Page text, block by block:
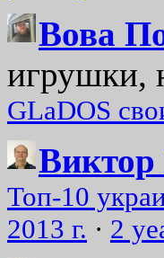
Вова
игрушки,
GLaDOS
Топ-10
2013 г. · 2